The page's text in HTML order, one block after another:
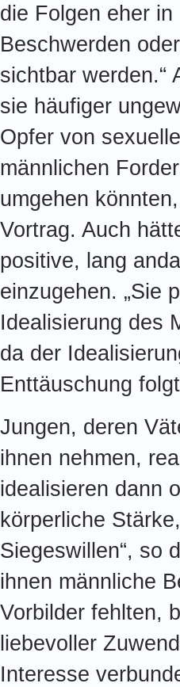
die Folgen eher
Beschwerden
sichtbar werden.“
sie häufiger
Opfer von
männlichen
umgehen
Vortrag. Auch
positive, lang
einzugehen. „Sie
Idealisierung des
da der
Enttäuschung
Jungen, deren
ihnen nehmen,
idealisieren dann
körperliche
Siegeswillen“, so
ihnen männliche
Vorbilder fehlten,
liebevoller
Interesse